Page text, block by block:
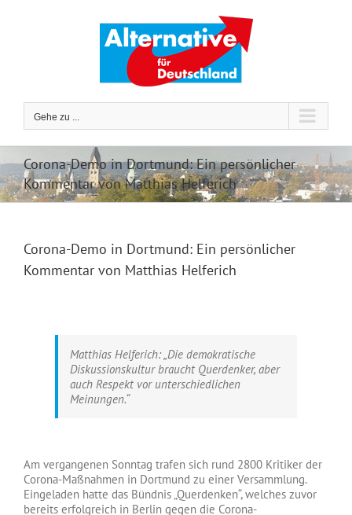
Gehe zu ...
Corona-Demo in Dortmund: Ein persönlicher
Kommentar von Matthias Helferich
Corona-Demo in Dortmund: Ein persönlicher
Kommentar von Matthias Helferich
Matthias Helferich: „Die demokratische
Diskussionskultur braucht Querdenker, aber
auch Respekt vor unterschiedlichen
Meinungen.“
Am vergangenen Sonntag trafen sich rund 2800 Kritiker der
Corona-Maßnahmen in Dortmund zu einer Versammlung.
Eingeladen hatte das Bündnis „Querdenken“, welches zuvor
bereits erfolgreich in Berlin gegen die Corona-